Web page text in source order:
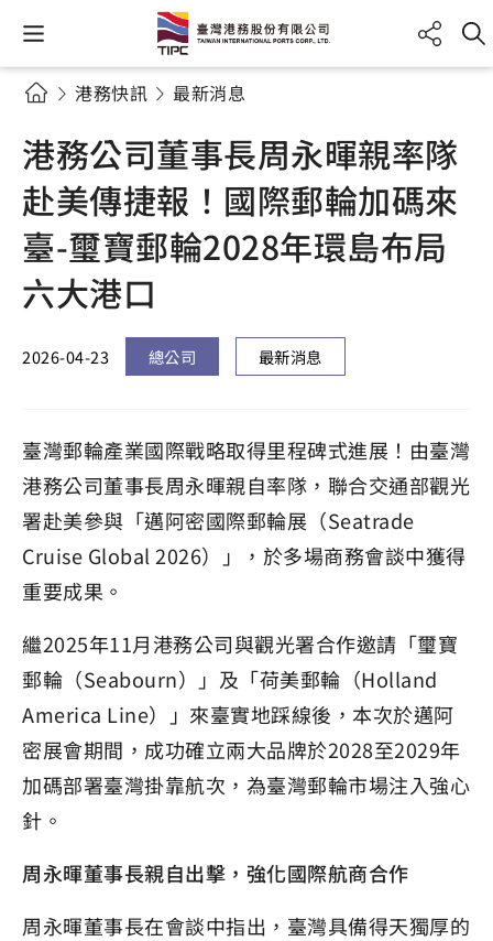
港務快訊 最新消息
港務公司董事長周永暉親率隊
赴美傳捷報！國際郵輪加碼來
臺-璽寶郵輪2028年環島布局
六大港口
2026-04-23 總公司 最新消息
臺灣郵輪產業國際戰略取得里程碑式進展！由臺灣
港務公司董事長周永暉親自率隊，聯合交通部觀光
署赴美參與「邁阿密國際郵輪展（Seatrade
Cruise Global 2026）」，於多場商務會談中獲得
重要成果。
繼2025年11月港務公司與觀光署合作邀請「璽寶
郵輪（Seabourn）」及「荷美郵輪（Holland
America Line）」來臺實地踩線後，本次於邁阿
密展會期間，成功確立兩大品牌於2028至2029年
加碼部署臺灣掛靠航次，為臺灣郵輪市場注入強心
針。
周永暉董事長親自出擊，強化國際航商合作
周永暉董事長在會談中指出，臺灣具備得天獨厚的